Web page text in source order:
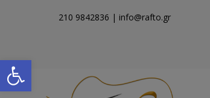
Open toolbar
210 9842836 | info@rafto.gr